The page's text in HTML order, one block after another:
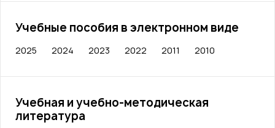
Учебные пособия в электронном виде
2025 2024 2023 2022 2011 2010
Учебная и учебно-методическая
литература